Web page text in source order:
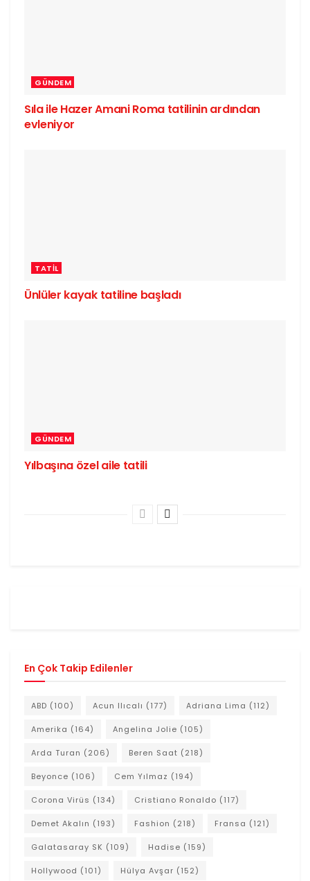
GÜNDEM
Sıla ile Hazer Amani Roma tatilinin ardından
evleniyor
TATIL
Ünlüler kayak tatiline başladı
GÜNDEM
Yılbaşına özel aile tatili
En Çok Takip Edilenler
ABD (100) Acun Ilıcalı (177) Adriana Lima (112)
Amerika (164) Angelina Jolie (105)
Arda Turan (206) Beren Saat (218)
Beyonce (106) Cem Yılmaz (194)
Corona Virüs (134) Cristiano Ronaldo (117)
Demet Akalın (193) Fashion (218) Fransa (121)
Galatasaray SK (109) Hadise (159)
Hollywood (101) Hülya Avşar (152)